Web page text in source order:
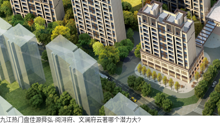
九江热门盘佳源舜弘·阅浔府、文澜府云著哪个潜力大?